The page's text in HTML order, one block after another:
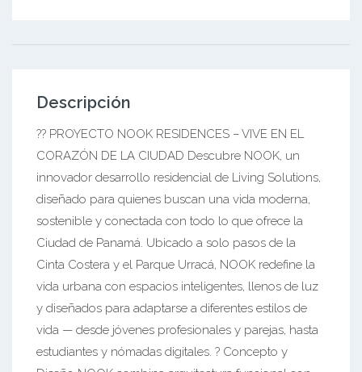
Descripción
?? PROYECTO NOOK RESIDENCES – VIVE EN EL
CORAZÓN DE LA CIUDAD Descubre NOOK, un
innovador desarrollo residencial de Living Solutions,
diseñado para quienes buscan una vida moderna,
sostenible y conectada con todo lo que ofrece la
Ciudad de Panamá. Ubicado a solo pasos de la
Cinta Costera y el Parque Urracá, NOOK redefine la
vida urbana con espacios inteligentes, llenos de luz
y diseñados para adaptarse a diferentes estilos de
vida — desde jóvenes profesionales y parejas, hasta
estudiantes y nómadas digitales. ? Concepto y